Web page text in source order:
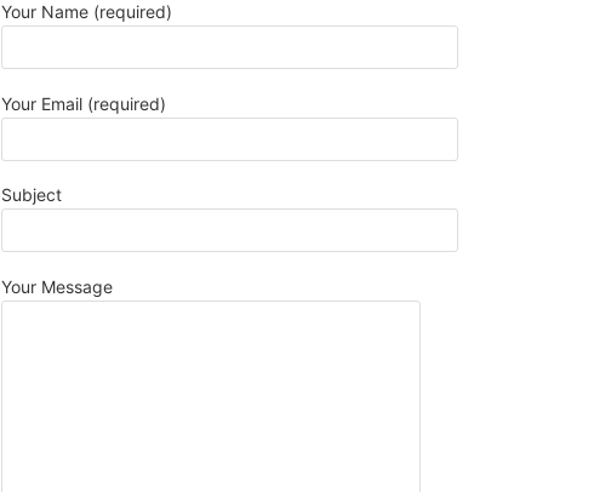
Your Name (required)
Your Email (required)
Subject
Your Message